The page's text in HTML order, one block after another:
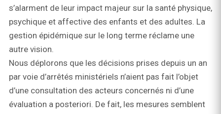
s’alarment de leur impact majeur sur la santé physique,
psychique et affective des enfants et des adultes. La
gestion épidémique sur le long terme réclame une
autre vision.
Nous déplorons que les décisions prises depuis un an
par voie d’arrêtés ministériels n’aient pas fait l’objet
d’une consultation des acteurs concernés ni d’une
évaluation a posteriori. De fait, les mesures semblent